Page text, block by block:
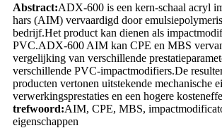
Abstract:ADX-600 is een kern-schaal acryl
hars (AIM) vervaardigd door
bedrijf.Het product kan dienen als
PVC.ADX-600 AIM kan CPE en MBS
vergelijking van verschillende
verschillende PVC-impactmodifiers.De
producten vertonen uitstekende mechanische
verwerkingsprestaties en een hogere
trefwoord:AIM, CPE, MBS,
eigenschappen